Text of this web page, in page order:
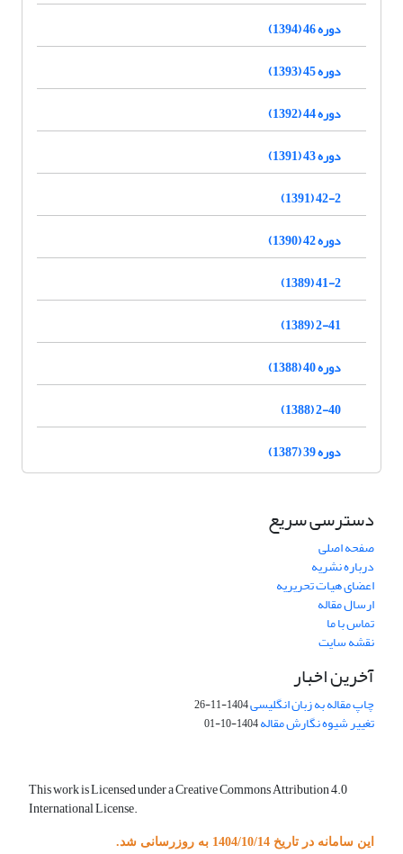
دوره 46 (1394)
دوره 45 (1393)
دوره 44 (1392)
دوره 43 (1391)
42-2 (1391)
دوره 42 (1390)
41-2 (1389)
2-41 (1389)
دوره 40 (1388)
2-40 (1388)
دوره 39 (1387)
دسترسی سریع
صفحه اصلی
درباره نشریه
اعضای هیات تحریریه
ارسال مقاله
تماس با ما
نقشه سایت
آخرین اخبار
چاپ مقاله به زبان انگلیسی1404-11-26
تغییر شیوه نگارش مقاله1404-10-01
This work is Licensed under a Creative Commons Attribution 4.0
International License.
این سامانه در تاریخ 1404/10/14 به روزرسانی شد.